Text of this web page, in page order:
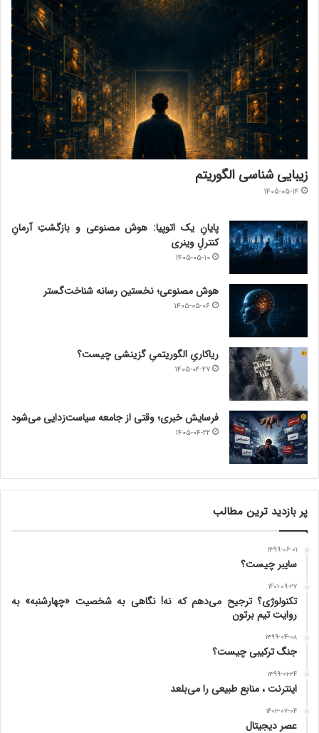
زیبایی شناسی الگوریتم
۱۴۰۵-۰۵-۱۴
پایانِ یک اتوپیا: هوش مصنوعی و بازگشتِ آرمانِ
کنترلِ وینری
۱۴۰۵-۰۵-۱۰
هوش مصنوعی؛ نخستین رسانه شناخت‌گستر
۱۴۰۵-۰۵-۰۶
ریاکاریِ الگوریتمیِ گزینشی چیست؟
۱۴۰۵-۰۴-۲۷
فرسایش خبری؛ وقتی از جامعه سیاست‌زدایی می‌شود
۱۴۰۵-۰۴-۲۲
پر بازدید ترین مطالب
۱۳۹۹-۰۶-۰۱
سایبر چیست؟
۱۴۰۱-۰۹-۲۷
تکنولوژی؟ ترجیح می‌دهم که نه! نگاهی به شخصیت «چهارشنبه» به
روایت تیم برتون
۱۳۹۹-۰۴-۰۸
جنگ ترکیبی چیست؟
۱۳۹۹-۰۱-۲۴
اینترنت ، منابع طبیعی را می‌بلعد
۱۴۰۲-۰۷-۰۴
عصر دیجیتال